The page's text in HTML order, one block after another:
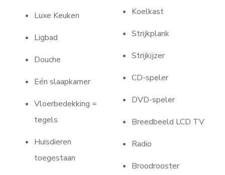
Luxe Keuken
Ligbad
Douche
Eén slaapkamer
Vloerbedekking =
tegels
Huisdieren
toegestaan
Koelkast
Strijkplank
Strijkijzer
CD-speler
DVD-speler
Breedbeeld LCD TV
Radio
Broodrooster